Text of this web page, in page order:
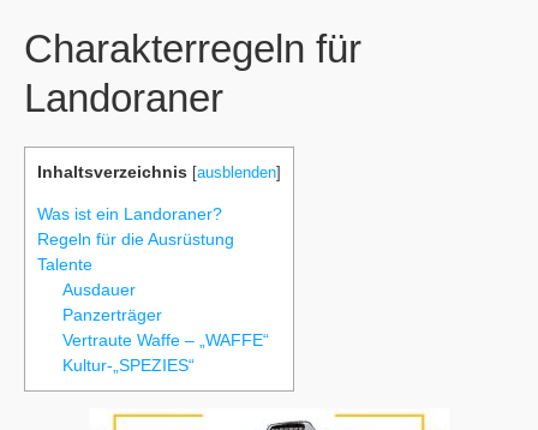
Charakterregeln für
Landoraner
Inhaltsverzeichnis [ausblenden]
Was ist ein Landoraner?
Regeln für die Ausrüstung
Talente
Ausdauer
Panzerträger
Vertraute Waffe – „WAFFE“
Kultur-„SPEZIES“